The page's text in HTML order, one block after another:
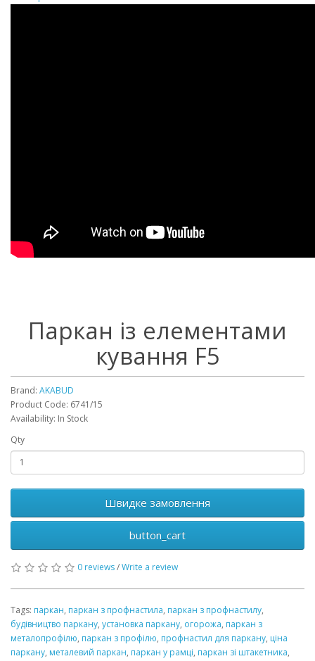
Паркан із елементами
кування F5
Brand: AKABUD
Product Code: 6741/15
Availability: In Stock
Qty
Швидке замовлення
button_cart
0 reviews/Write a review
Tags: паркан, паркан з профнастила, паркан з профнастилу,
будівництво паркану, установка паркану, огорожа, паркан з
металопрофілю, паркан з профілю, профнастил для паркану, ціна
паркану, металевий паркан, паркан у рамці, паркан зі штакетника,